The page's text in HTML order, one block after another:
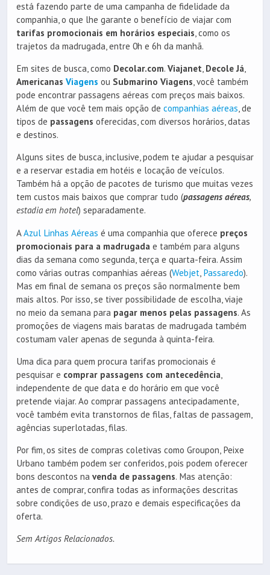
está fazendo parte de uma campanha de fidelidade da
companhia, o que lhe garante o benefício de viajar com
tarifas promocionais em horários especiais, como os
trajetos da madrugada, entre 0h e 6h da manhã.
Em sites de busca, como Decolar.com. Viajanet, Decole Já,
Americanas Viagens ou Submarino Viagens, você também
pode encontrar passagens aéreas com preços mais baixos.
Além de que você tem mais opção de companhias aéreas, de
tipos de passagens oferecidas, com diversos horários, datas
e destinos.
Alguns sites de busca, inclusive, podem te ajudar a pesquisar
e a reservar estadia em hotéis e locação de veículos.
Também há a opção de pacotes de turismo que muitas vezes
tem custos mais baixos que comprar tudo (passagens aéreas,
estadia em hotel) separadamente.
AAzul Linhas Aéreas é uma companhia que oferece preços
promocionais para a madrugada e também para alguns
dias da semana como segunda, terça e quarta-feira. Assim
como várias outras companhias aéreas (Webjet Passaredo).
Mas em final de semana os preços são normalmente bem
mais altos. Por isso, se tiver possibilidade de escolha, viaje
no meio da semana para pagar menos pelas passagens. As
promoções de viagens mais baratas de madrugada também
costumam valer apenas de segunda à quinta-feira.
Uma dica para quem procura tarifas promocionais é
pesquisar e comprar passagens com antecedência
independente de que data e do horário em que você
pretende viajar. Ao comprar passagens antecipadamente,
você também evita transtornos de filas, faltas de passagem,
agências superlotadas, filas.
Por fim, os sites de compras coletivas como Groupon, Peixe
Urbano também podem ser conferidos, pois podem oferecer
bons descontos na venda de passagens. Mas atenção:
antes de comprar, confira todas as informações descritas
sobre condições de uso, prazo e demais especificações da
oferta.
Sem Artigos Relacionados.